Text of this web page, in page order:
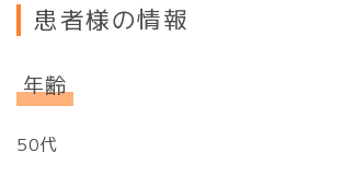
患者様の情報
年齢
50代